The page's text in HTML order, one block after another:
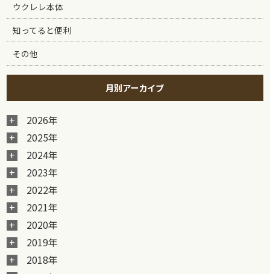
ウクレレ本体
知ってると便利
その他
月別アーカイブ
2026年
2025年
2024年
2023年
2022年
2021年
2020年
2019年
2018年